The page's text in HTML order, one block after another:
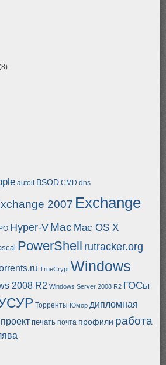
autoit BSOD CMD dns
2007 Exchange
Hyper-V Mac Mac OS X
PowerShell rutracker.org
TrueCrypt Windows
2008 R2 Windows Server 2008 R2 ГОСы
Торренты Юмор дипломная
печать почта профили работа